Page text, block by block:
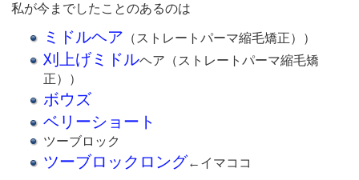
私が今までしたことのあるのは
ミドルヘア （ストレートパーマ縮毛矯正））
刈上げミドルヘア（ストレートパーマ縮毛矯
正））
ボウズ
ベリーショート
ツーブロック
ツーブロックロング←イマココ